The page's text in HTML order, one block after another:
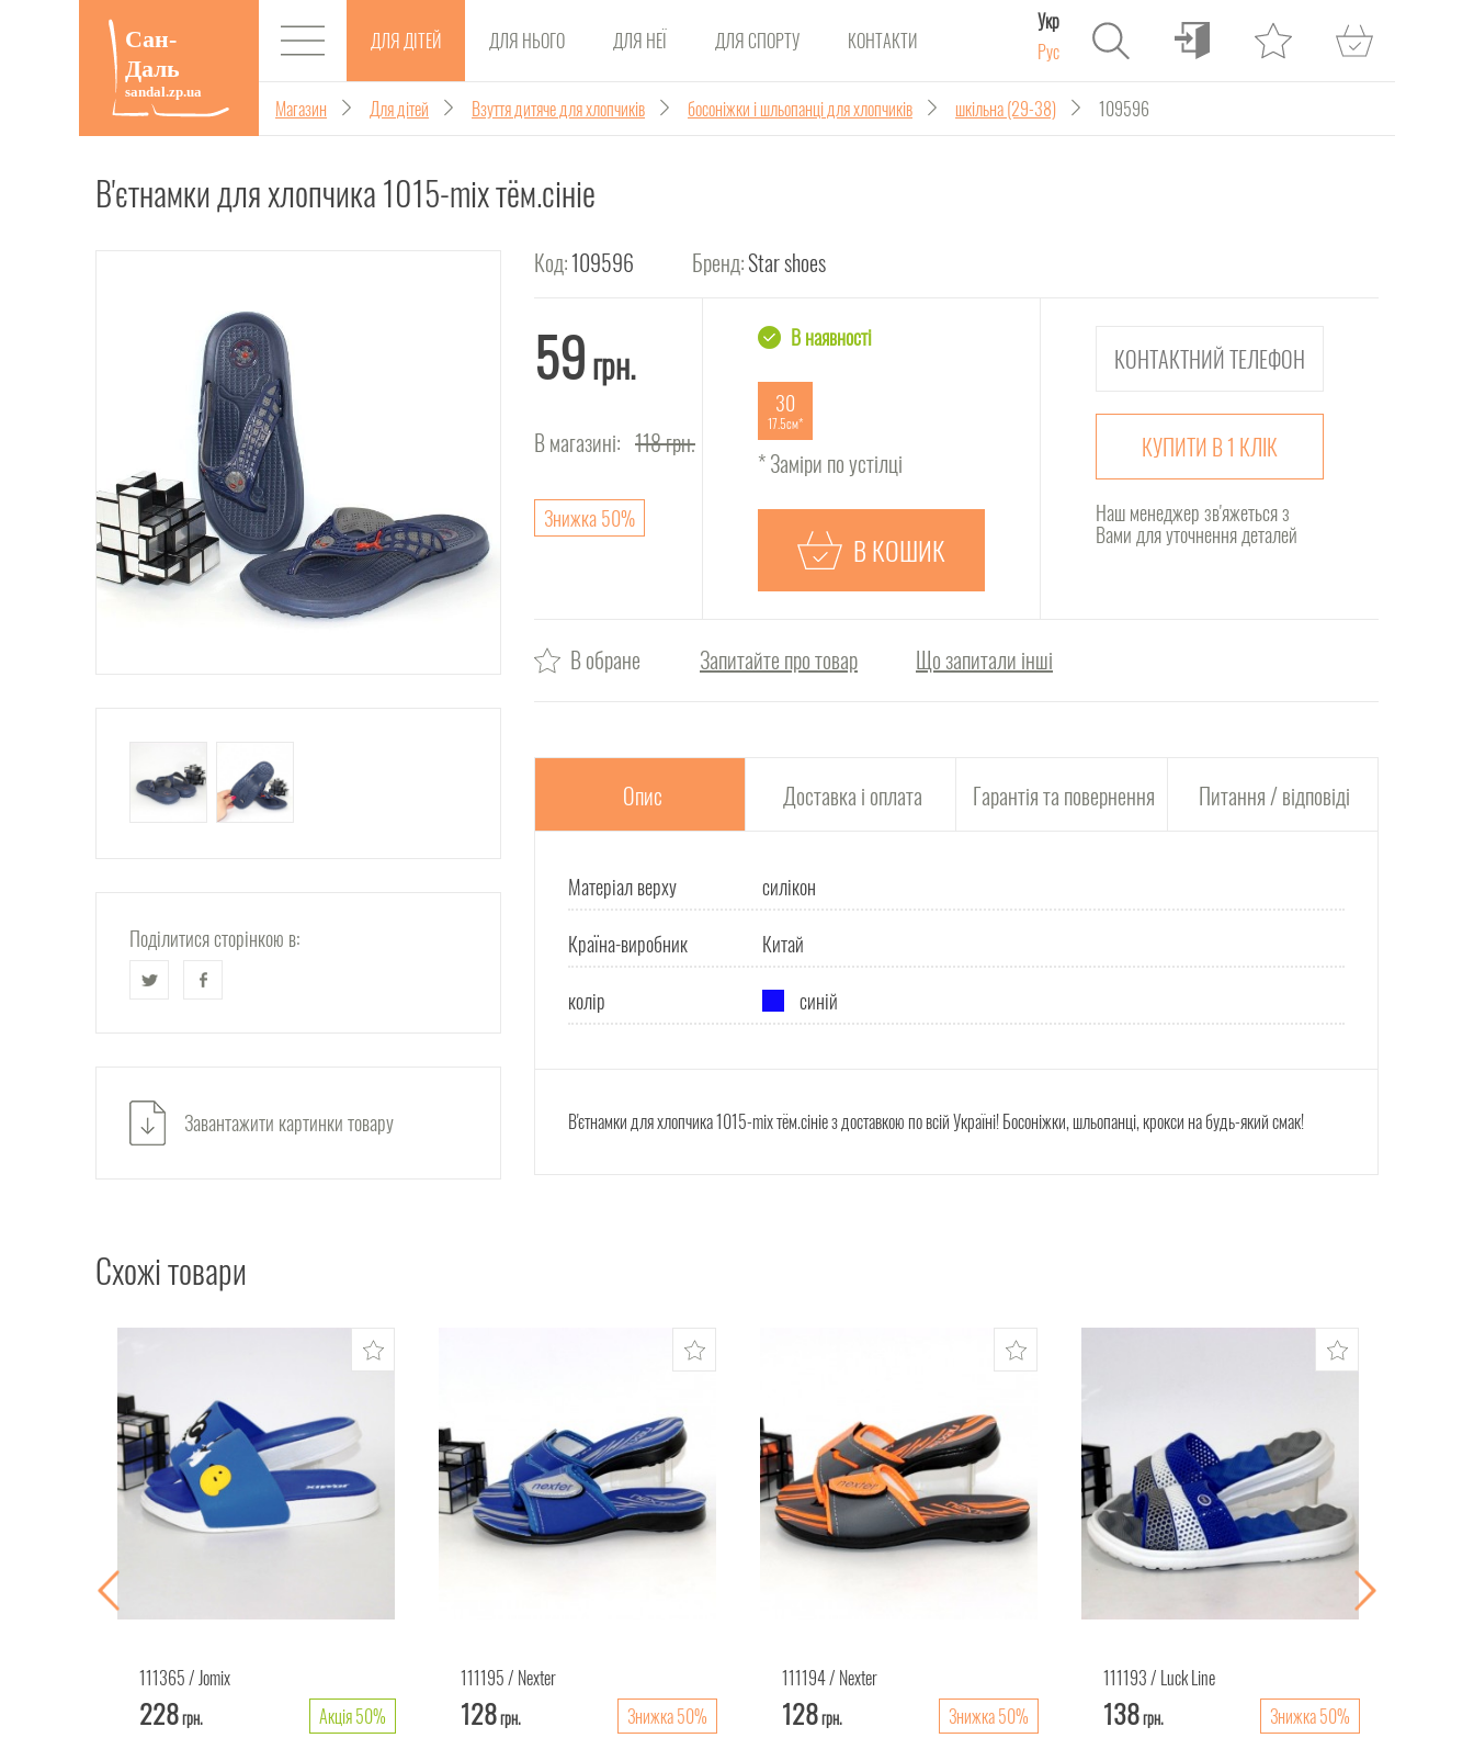
ДЛЯ ДІТЕЙ ДЛЯ НЬОГО ДЛЯ НЕЇ ДЛЯ СПОРТУ КОНТАКТИ
Укр
Рус
Магазин Для дітей Взуття дитяче для хлопчиків босоніжки і шльопанці для хлопчиків шкільна (29-38) 109596
В'єтнамки для хлопчика 1015-mix тём.сініе
Поділитися сторінкою в:
Завантажити картинки товару
Код:109596 Бренд:Star shoes
59грн.
В магазині: 118грн.
Знижка 50%
В наявності
30
17.5см
* Заміри по устілці
В КОШИК
КУПИТИ В 1 КЛІК
Наш менеджер зв'яжеться з
Вами для уточнення деталей
В обране Запитайте про товар Що запитали інші
Опис Доставка і оплата Гарантія та повернення Питання / відповіді
Матеріал верху
силікон
Країна-виробник
Китай
колір
синій
В'єтнамки для хлопчика 1015-mix тём.сініе з доставкою по всій Україні! Босоніжки, шльопанці, крокси на будь-який смак!
Схожі товари
111365 Jomix
228грн.
Акція 50%
111195 Nexter
128грн.
Знижка 50%
111194 Nexter
128грн.
Знижка 50%
111193 Luck Line
138грн.
Знижка 50%